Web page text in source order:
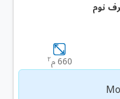
660 م ٢